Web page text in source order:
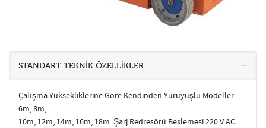
STANDART TEKNİK ÖZELLİKLER
Çalışma Yüksekliklerine Göre Kendinden Yürüyüşlü Modeller :
6m, 8m,
10m, 12m, 14m, 16m, 18m. Şarj Redresörü Beslemesi 220 V AC